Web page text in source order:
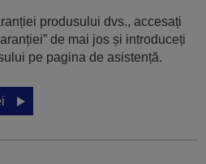
produsului dvs., accesați
de mai jos și introduceți
pe pagina de asistență.